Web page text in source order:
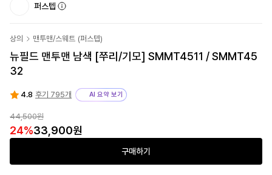
퍼스텝
상의 맨투맨/스웨트 (퍼스텝)
뉴필드 맨투맨 남색 [쭈리/기모] SMMT4511 / SMMT45
32
4.8 후기 795개 AI 요약 보기
44,500원
24%33,900원
구매하기